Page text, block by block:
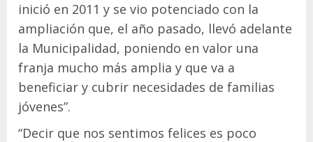
inició en 2011 y se vio potenciado con la
ampliación que, el año pasado, llevó adelante
la Municipalidad, poniendo en valor una
franja mucho más amplia y que va a
beneficiar y cubrir necesidades de familias
jóvenes”.
“Decir que nos sentimos felices es poco